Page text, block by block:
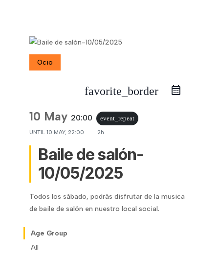
Ocio
favorite_border
10 May 20:00
event_repeat
UNTIL 10 MAY, 22:00 2h
Baile de salón-
10/05/2025
Todos los sábado, podrás disfrutar de la musica
de baile de salón en nuestro local social.
Age Group
All